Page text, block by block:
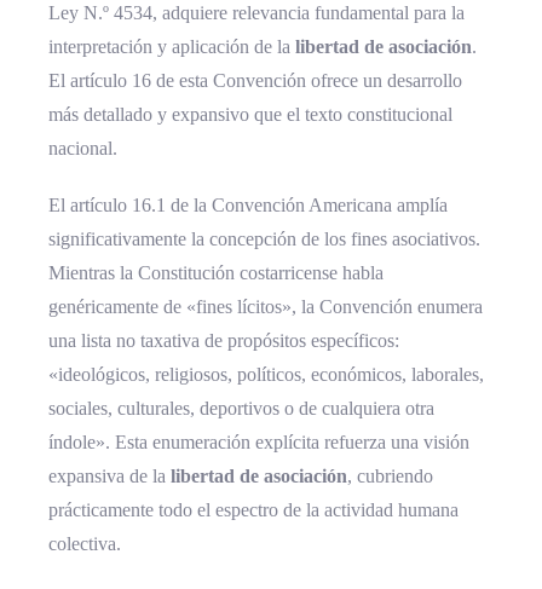
Ley N.º 4534, adquiere relevancia fundamental para la
interpretación y aplicación de la libertad de asociación.
El artículo 16 de esta Convención ofrece un desarrollo
más detallado y expansivo que el texto constitucional
nacional.
El artículo 16.1 de la Convención Americana amplía
significativamente la concepción de los fines asociativos.
Mientras la Constitución costarricense habla
genéricamente de «fines lícitos», la Convención enumera
una lista no taxativa de propósitos específicos:
«ideológicos, religiosos, políticos, económicos, laborales,
sociales, culturales, deportivos o de cualquiera otra
índole». Esta enumeración explícita refuerza una visión
expansiva de la libertad de asociación, cubriendo
prácticamente todo el espectro de la actividad humana
colectiva.